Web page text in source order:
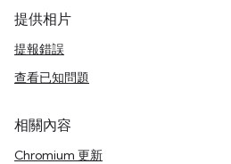
提供相片
提報錯誤
查看已知問題
相關內容
Chromium 更新